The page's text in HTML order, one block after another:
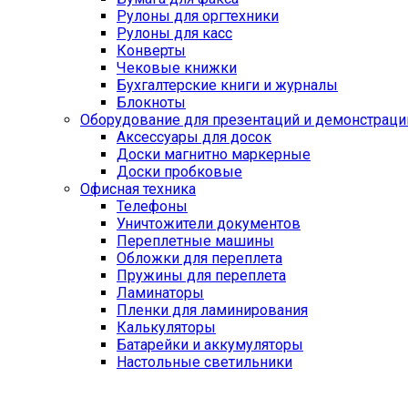
Рулоны для оргтехники
Рулоны для касс
Конверты
Чековые книжки
Бухгалтерские книги и журналы
Блокноты
Оборудование для презентаций и
Аксессуары для досок
Доски магнитно маркерные
Доски пробковые
Офисная техника
Телефоны
Уничтожители документов
Переплетные машины
Обложки для переплета
Пружины для переплета
Ламинаторы
Пленки для ламинирования
Калькуляторы
Батарейки и аккумуляторы
Настольные светильники